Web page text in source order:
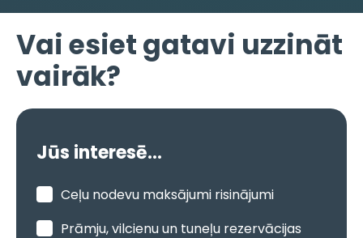
Vai esiet gatavi uzzināt
vairāk?
Jūs interesē...
Ceļu nodevu maksājumi risinājumi
Prāmju, vilcienu un tuneļu rezervācijas